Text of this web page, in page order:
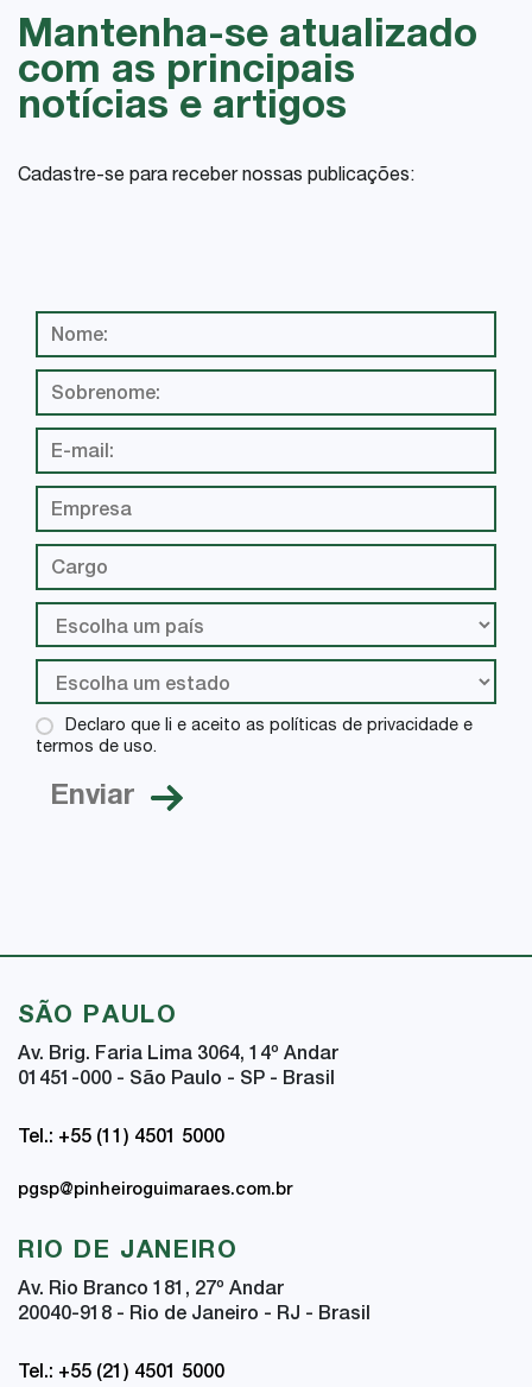
Mantenha-se atualizado
com as principais
notícias e artigos
Cadastre-se para receber nossas publicações:
Declaro que li e aceito as políticas de privacidade e
termos de uso.
SÃO PAULO
Av. Brig. Faria Lima 3064, 14º Andar
01451-000 - São Paulo - SP - Brasil
Tel.: +55 (11) 4501 5000
pgsp@pinheiroguimaraes.com.br
RIO DE JANEIRO
Av. Rio Branco 181, 27º Andar
20040-918 - Rio de Janeiro - RJ - Brasil
Tel.: +55 (21) 4501 5000